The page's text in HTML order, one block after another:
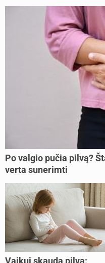
Po valgio pučia pilvą?
verta sunerimti
Vaikui skauda pilvą: